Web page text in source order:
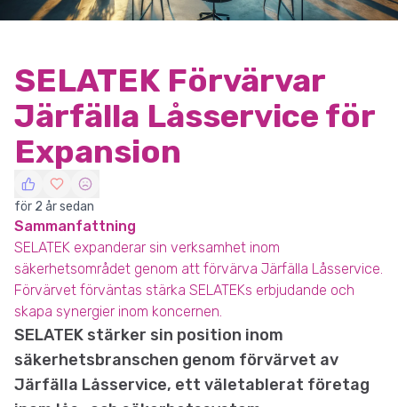
SELATEK Förvärvar
Järfälla Låsservice för
Expansion
för 2 år sedan
Sammanfattning
SELATEK expanderar sin verksamhet inom
säkerhetsområdet genom att förvärva Järfälla Låsservice.
Förvärvet förväntas stärka SELATEKs erbjudande och
skapa synergier inom koncernen.
SELATEK stärker sin position inom
säkerhetsbranschen genom förvärvet av
Järfälla Låsservice, ett väletablerat företag